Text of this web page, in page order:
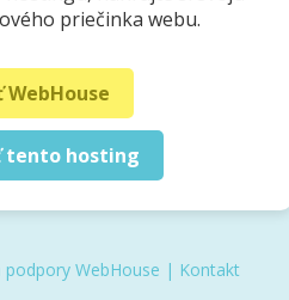
priečinka webu.
tento hosting
podpory WebHouse | Kontakt